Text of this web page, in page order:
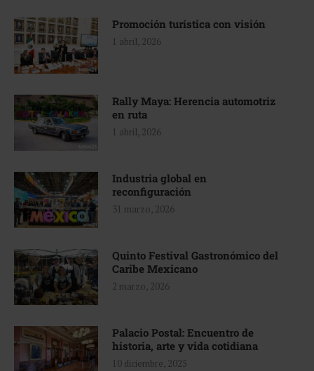
Promoción turística con visión
1 abril, 2026
Rally Maya: Herencia automotriz
en ruta
1 abril, 2026
Industria global en
reconfiguración
31 marzo, 2026
Quinto Festival Gastronómico del
Caribe Mexicano
2 marzo, 2026
Palacio Postal: Encuentro de
historia, arte y vida cotidiana
10 diciembre, 2025